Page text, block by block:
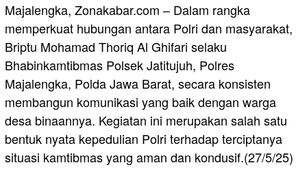
Majalengka, Zonakabar.com – Dalam rangka
memperkuat hubungan antara Polri dan masyarakat,
Briptu Mohamad Thoriq Al Ghifari selaku
Bhabinkamtibmas Polsek Jatitujuh, Polres
Majalengka, Polda Jawa Barat, secara konsisten
membangun komunikasi yang baik dengan warga
desa binaannya. Kegiatan ini merupakan salah satu
bentuk nyata kepedulian Polri terhadap terciptanya
situasi kamtibmas yang aman dan kondusif.(27/5/25)